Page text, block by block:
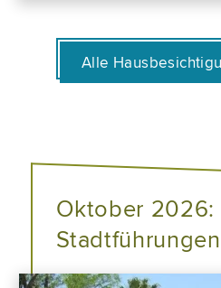
Alle
Oktober 2026:
Stadtführungen